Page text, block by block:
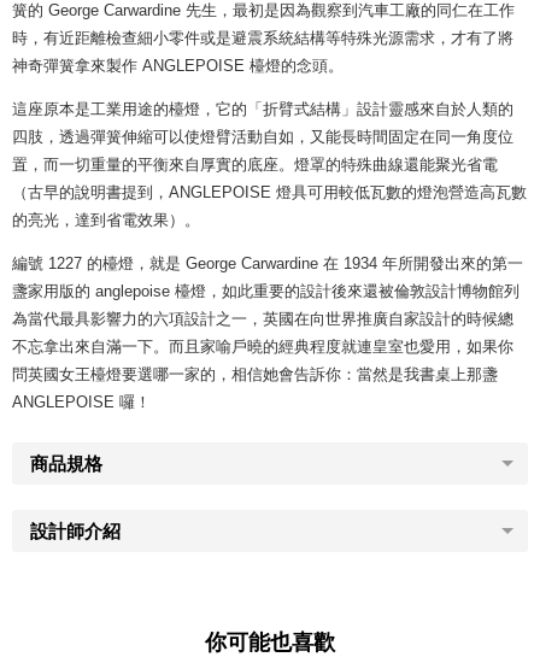
簧的 George Carwardine 先生，最初是因為觀察到汽車工廠的同仁在工作
時，有近距離檢查細小零件或是避震系統結構等特殊光源需求，才有了將
神奇彈簧拿來製作 ANGLEPOISE 檯燈的念頭。
這座原本是工業用途的檯燈，它的「折臂式結構」設計靈感來自於人類的
四肢，透過彈簧伸縮可以使燈臂活動自如，又能長時間固定在同一角度位
置，而一切重量的平衡來自厚實的底座。燈罩的特殊曲線還能聚光省電
（古早的說明書提到，ANGLEPOISE 燈具可用較低瓦數的燈泡營造高瓦數
的亮光，達到省電效果）。
編號 1227 的檯燈，就是 George Carwardine 在 1934 年所開發出來的第一
盞家用版的 anglepoise 檯燈，如此重要的設計後來還被倫敦設計博物館列
為當代最具影響力的六項設計之一，英國在向世界推廣自家設計的時候總
不忘拿出來自滿一下。而且家喻戶曉的經典程度就連皇室也愛用，如果你
問英國女王檯燈要選哪一家的，相信她會告訴你：當然是我書桌上那盞
ANGLEPOISE 囉！
商品規格
設計師介紹
你可能也喜歡